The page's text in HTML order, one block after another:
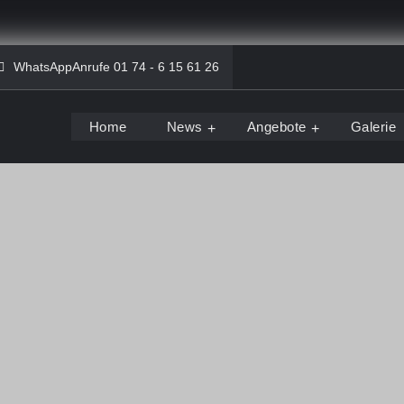
WhatsAppAnrufe 01 74 - 6 15 61 26
Home News Angebote Galerie